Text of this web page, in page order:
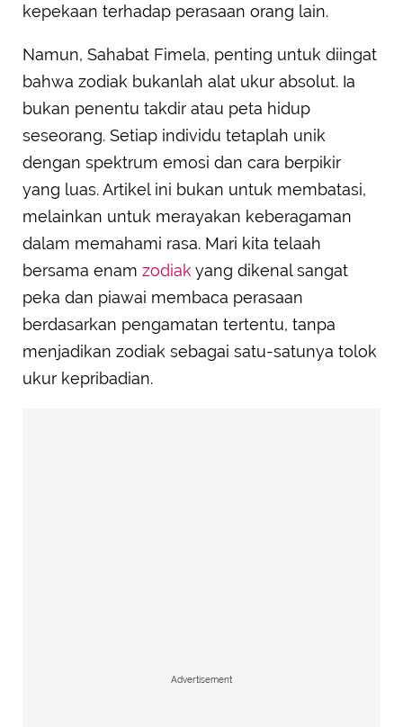
kepekaan terhadap perasaan orang lain.
Namun, Sahabat Fimela, penting untuk diingat
bahwa zodiak bukanlah alat ukur absolut. Ia
bukan penentu takdir atau peta hidup
seseorang. Setiap individu tetaplah unik
dengan spektrum emosi dan cara berpikir
yang luas. Artikel ini bukan untuk membatasi,
melainkan untuk merayakan keberagaman
dalam memahami rasa. Mari kita telaah
bersama enam zodiak yang dikenal sangat
peka dan piawai membaca perasaan
berdasarkan pengamatan tertentu, tanpa
menjadikan zodiak sebagai satu-satunya tolok
ukur kepribadian.
Advertisement